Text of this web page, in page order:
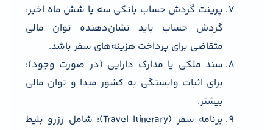
پرینت گردش حساب بانکی سه یا شش ماه اخیر:
گردش حساب باید نشان‌دهنده توان مالی
متقاضی برای پرداخت هزینه‌های سفر باشد.
سند ملکی یا مدارک دارایی (در صورت وجود):
برای اثبات وابستگی به کشور مبدا و توان مالی
بیشتر.
برنامه سفر (Travel Itinerary): شامل رزرو بلیط